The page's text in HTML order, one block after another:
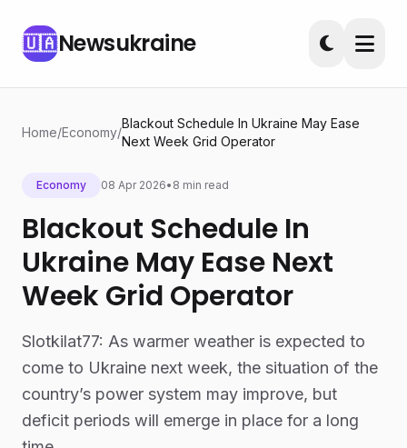
🇺🇦Newsukraine
Home/Economy/
Blackout Schedule In Ukraine May Ease
Next Week Grid Operator
Economy 08 Apr 2026• 8 min read
Blackout Schedule In
Ukraine May Ease Next
Week Grid Operator
Slotkilat77: As warmer weather is expected to
come to Ukraine next week, the situation of the
country’s power system may improve, but
deficit periods will emerge in place for a long